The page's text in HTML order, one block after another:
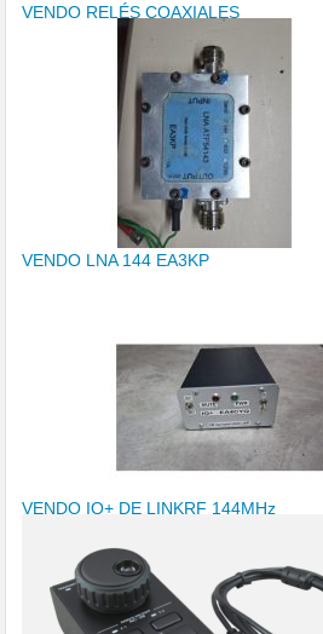
VENDO RELÉS COAXIALES
VENDO LNA 144 EA3KP
VENDO IQ+ DE LINKRF 144MHz